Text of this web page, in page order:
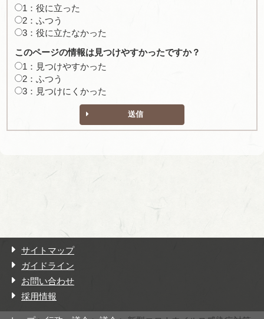
1：役に立った
2：ふつう
3：役に立たなかった
このページの情報は見つけやすかったですか？
1：見つけやすかった
2：ふつう
3：見つけにくかった
送信
サイトマップ
ガイドライン
お問い合わせ
採用情報